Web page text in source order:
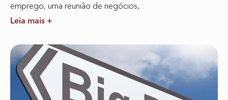
emprego, uma reunião de negócios,
Leia mais +